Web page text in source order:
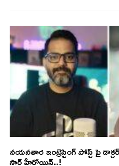
నయనతార ఇంట్రెస్టింగ్ పోస్ట్ పై
స్టార్ హీరోయిన్..!